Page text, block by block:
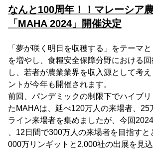
なんと100周年！！マレーシア
「MAHA 2024」開催決定
「夢が咲く明日を収穫する」をテーマ
を増やし、食糧安全保障分野における
し、若者が農業業界を収入源として考
ントが今年も開催されます。
前回、パンデミックの制限下でハイブ
たMAHAは、延べ120万人の来場者、25
ライン来場者を集めましたが、今回
、12日間で300万人の来場者を目指す
000万リンギットと2,000社の出展を見込